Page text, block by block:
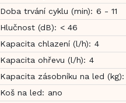
Doba trvání cyklu (min): 6 - 11
Hlučnost (dB): < 46
Kapacita chlazení (l/h): 4
Kapacita ohřevu (l/h): 4
Kapacita zásobníku na led (kg):
Koš na led: ano